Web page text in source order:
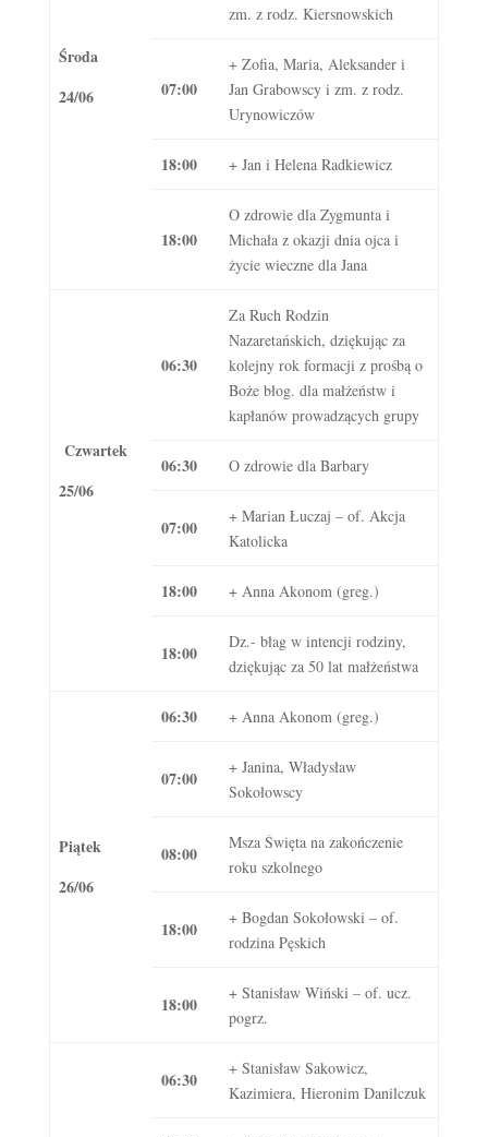
Środa
24/06
zm. z rodz. Kiersnowskich
07:00
+ Zofia, Maria, Aleksander i
Jan Grabowscy i zm. z rodz.
Urynowiczów
18:00 + Jan i Helena Radkiewicz
18:00
O zdrowie dla Zygmunta i
Michała z okazji dnia ojca i
życie wieczne dla Jana
Czwartek
25/06
06:30
Za Ruch Rodzin
Nazaretańskich, dziękując za
kolejny rok formacji z prośbą o
Boże błog. dla małżeństw i
kapłanów prowadzących grupy
06:30 O zdrowie dla Barbary
07:00
+ Marian Łuczaj – of. Akcja
Katolicka
18:00 + Anna Akonom (greg.)
18:00
Dz.- błag w intencji rodziny,
dziękując za 50 lat małżeństwa
Piątek
26/06
06:30 + Anna Akonom (greg.)
07:00
+ Janina, Władysław
Sokołowscy
08:00
Msza Święta na zakończenie
roku szkolnego
18:00
+ Bogdan Sokołowski – of.
rodzina Pęskich
18:00
+ Stanisław Wiński – of. ucz.
pogrz.
06:30
+ Stanisław Sakowicz,
Kazimiera, Hieronim Danilczuk